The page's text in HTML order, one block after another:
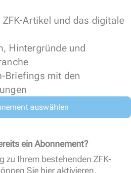
Artikel und das digitale
Hintergründe und
Briefings mit den
auswählen
ein Abonnement?
zu Ihrem bestehenden ZFK-
Sie hier aktivieren.